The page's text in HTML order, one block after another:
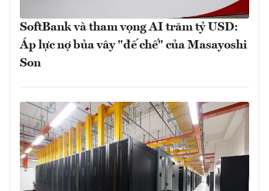
SoftBank và tham vọng AI trăm tỷ USD:
Áp lực nợ bủa vây "đế chế" của Masayoshi
Son